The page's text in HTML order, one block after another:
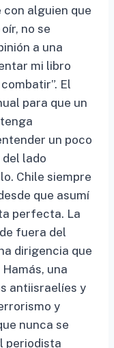
con alguien que
no se
a una
mi libro
El
para que un
un poco
del lado
Chile siempre
que asumí
perfecta. La
fuera del
dirigencia que
una
antiisraelíes y
y
nunca se
periodista